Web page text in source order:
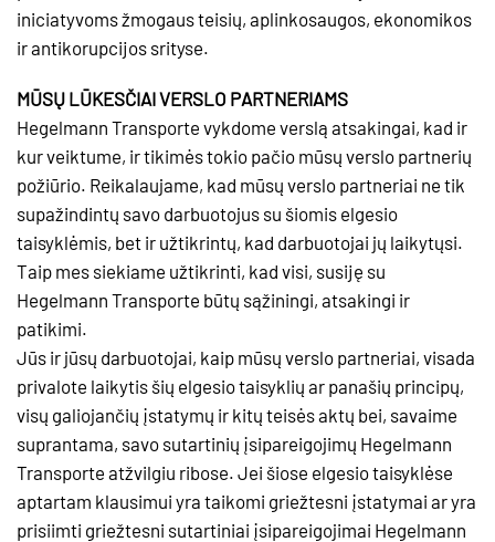
iniciatyvoms žmogaus teisių, aplinkosaugos, ekonomikos
ir antikorupcijos srityse.
MŪSŲ LŪKESČIAI VERSLO PARTNERIAMS
Hegelmann Transporte vykdome verslą atsakingai, kad ir
kur veiktume, ir tikimės tokio pačio mūsų verslo partnerių
požiūrio. Reikalaujame, kad mūsų verslo partneriai ne tik
supažindintų savo darbuotojus su šiomis elgesio
taisyklėmis, bet ir užtikrintų, kad darbuotojai jų laikytųsi.
Taip mes siekiame užtikrinti, kad visi, susiję su
Hegelmann Transporte būtų sąžiningi, atsakingi ir
patikimi.
Jūs ir jūsų darbuotojai, kaip mūsų verslo partneriai, visada
privalote laikytis šių elgesio taisyklių ar panašių principų,
visų galiojančių įstatymų ir kitų teisės aktų bei, savaime
suprantama, savo sutartinių įsipareigojimų Hegelmann
Transporte atžvilgiu ribose. Jei šiose elgesio taisyklėse
aptartam klausimui yra taikomi griežtesni įstatymai ar yra
prisiimti griežtesni sutartiniai įsipareigojimai Hegelmann